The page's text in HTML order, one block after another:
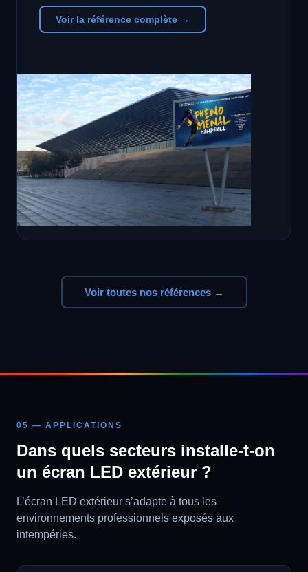
Voir la référence complète →
Voir toutes nos références →
05 — APPLICATIONS
Dans quels secteurs installe-t-on
un écran LED extérieur ?
L’écran LED extérieur s’adapte à tous les
environnements professionnels exposés aux
intempéries.